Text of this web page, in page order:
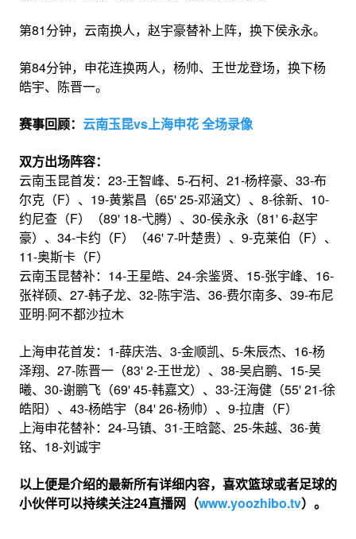
第81分钟，云南换人，赵宇豪替补上阵，换下侯永永。
第84分钟，申花连换两人，杨帅、王世龙登场，换下杨
皓宇、陈晋一。
赛事回顾： 云南玉昆vs上海申花 全场录像
双方出场阵容：
云南玉昆首发：23-王智峰、5-石柯、21-杨梓豪、33-布
尔克（F）、19-黄紫昌（65' 25-邓涵文）、8-徐新、10-
约尼查（F）（89' 18-弋腾）、30-侯永永（81' 6-赵宇
豪）、34-卡约（F）（46' 7-叶楚贵）、9-克莱伯（F）、
11-奥斯卡（F）
云南玉昆替补：14-王星皓、24-余鉴贤、15-张宇峰、16-
张祥硕、27-韩子龙、32-陈宇浩、36-费尔南多、39-布尼
亚明·阿不都沙拉木
上海申花首发：1-薛庆浩、3-金顺凯、5-朱辰杰、16-杨
泽翔、27-陈晋一（83' 2-王世龙）、38-吴启鹏、15-吴
曦、30-谢鹏飞（69' 45-韩嘉文）、33-汪海健（55' 21-徐
皓阳）、43-杨皓宇（84' 26-杨帅）、9-拉唐（F）
上海申花替补：24-马镇、31-王晗懿、25-朱越、36-黄
铭、18-刘诚宇
以上便是介绍的最新所有详细内容，喜欢篮球或者足球的
小伙伴可以持续关注24直播网（www.yoozhibo.tv）。